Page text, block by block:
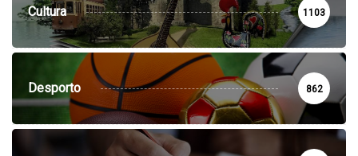
Cultura 1103
Desporto 862